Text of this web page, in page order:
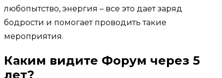
любопытство, энергия – все это дает заряд
бодрости и помогает проводить такие
мероприятия.
Каким видите Форум через 5
лет?